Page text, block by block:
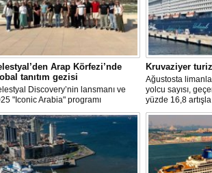
Arap Körfezi’nde
tanıtım gezisi
Discovery’nin lansmanı ve
"Iconic Arabia" programı
30 global seyahat acente
Arap Körfezi’nde bir cruise
turu gerçekleştirdi.
Kruvaziyer
Ağustosta
yolcu sayısı,
yüzde 16,8
Ağustos ayları